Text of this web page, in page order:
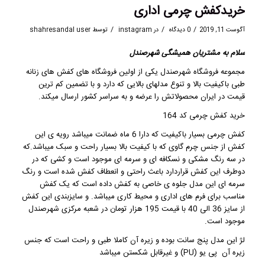
خریدکفش چرمی اداری
آگوست 11, 2019 / 0 دیدگاه / در instagram
/ توسط shahresandal user
سلام به مشتریان همیشگیشهرصندل
مجموعهفروشگاه شهرصندلیکی از اولین فروشگاه هایکفش های زنانه
طبی باکیفیت بالا و تنوع مدلهای بالایی که دارد و با تضمین کم ترین
قیمت در ایران محصولاتش را عرضه و به سراسر کشور ارسال میکند.
خرید کفش چرمی کد 164
کفش چرمی
بسیار باکیفیت که دارا 6 ماه ضمانت میباشد رویه ی این
کفش از جنس چرم گاوی که با کیفیت بالا بسیار راحت و سبک میباشد.که
در سه رنگ مشکی و نسکافه ای و سرمه ای موجود است و کشی که در
دوطرف این کفش قراردارد باعث راحتی و انعطاف کفش شده است و رنگ
سرمه ای این مدل جلوه ی خاصی به کفش داده است که یک کفش
مناسب برای فرم های اداری و محیط کاری میباشد. و سایزبندی این کفش
از سایز 36 الی 40 با قیمت 195 هزار تومان در شعبه مرکزی
شهرصندل
موجود است.
لژ این مدل پنج سانت بوده و زیره آن کاملا طبی و راحت است که جنس
زیره آن پی یو (PU) و غیرقابل شکستن میباشد